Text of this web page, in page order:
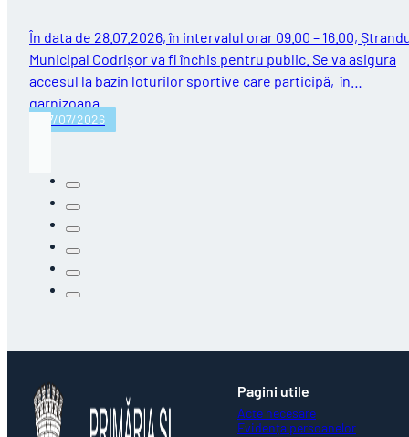
În data de 28.07.2026, în intervalul orar 09.00 – 16.00,
Municipal Codrișor va fi închis pentru public. Se va asigura
accesul la bazin loturilor sportive care participă, în
garnizoana…
27/07/2026
Pagini utile
Acte necesare
Evidența persoanelor